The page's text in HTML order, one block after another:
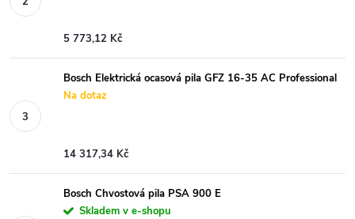
5 773,12 Kč
Bosch Elektrická ocasová pila GFZ 16-35 AC Professional
Na dotaz
14 317,34 Kč
Bosch Chvostová pila PSA 900 E
Skladem v e-shopu